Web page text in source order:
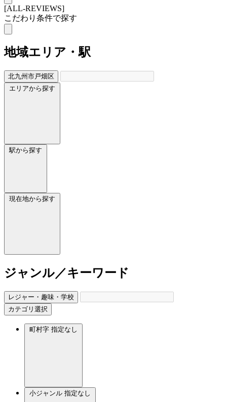
[ALL-REVIEWS]
こだわり条件で探す
地域エリア・駅
北九州市戸畑区
エリアから探す
駅から探す
現在地から探す
ジャンル／キーワード
レジャー・趣味・学校
カテゴリ選択
町村字 指定なし
小ジャンル 指定なし